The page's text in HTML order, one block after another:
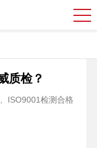
质检？
ISO9001检测合格